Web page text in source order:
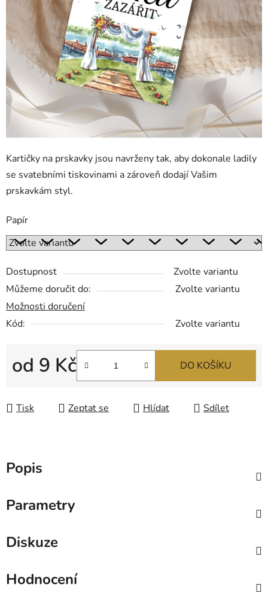
Kartičky na prskavky jsou navrženy tak, aby dokonale ladily
se svatebními tiskovinami a zároveň dodají Vašim
prskavkám styl.
Papír
Dostupnost
Zvolte variantu
Můžeme doručit do:
Zvolte variantu
Možnosti doručení
Kód:
Zvolte variantu
od 9 Kč DO KOŠÍKU
Tisk Zeptat se Hlídat Sdílet
Popis
Parametry
Diskuze
Hodnocení